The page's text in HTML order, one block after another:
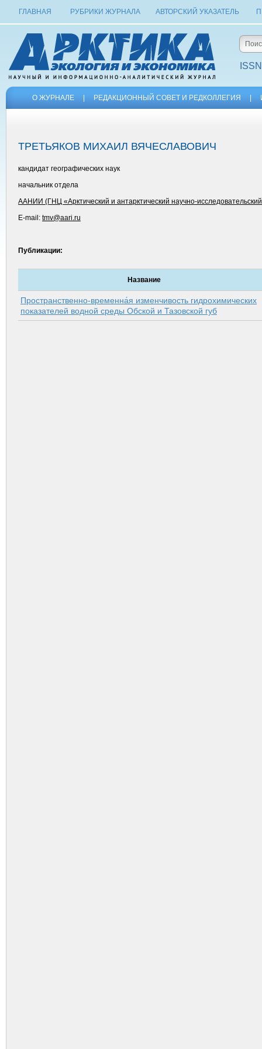
ГЛАВНАЯ РУБРИКИ ЖУРНАЛА АВТОРСКИЙ УКАЗАТЕЛЬ
О ЖУРНАЛЕ РЕДАКЦИОННЫЙ СОВЕТ И РЕДКОЛЛЕГИЯ
ТРЕТЬЯКОВ МИХАИЛ ВЯЧЕСЛАВОВИЧ
кандидат географических наук
начальник отдела
ААНИИ (ГНЦ «Арктический и антарктический научно-
E-mail: tmv@aari.ru
Публикации:
Название
Пространственно-временна́я изменчивость гидрохимических
показателей водной среды Обской и Тазовской губ